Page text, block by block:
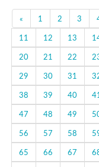
« Previous
1 2 3
11
12 13
20
21 22
29
30 31
38
39 40
47
48 49
56
57 58
65
66 67